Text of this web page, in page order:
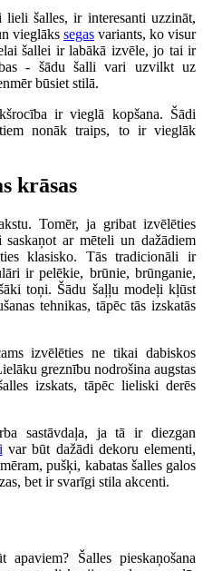
šalles, ir interesanti uzzināt,
vieglāks segas variants, ko visur
šallei ir labākā izvēle, jo tai ir
- šādu šalli vari uzvilkt uz
būsiet stilā.
ir vieglā kopšana. Šādi
nonāk traips, to ir vieglāk
krāsas
Tomēr, ja gribat izvēlēties
ar mēteli un dažādiem
klasisko. Tās tradicionāli ir
ir pelēkie, brūnie, brūnganie,
toņi. Šādu šaļļu modeļi kļūst
tehnikas, tāpēc tās izskatās
izvēlēties ne tikai dabiskos
greznību nodrošina augstas
izskats, tāpēc lieliski derēs
sastāvdaļa, ja tā ir diezgan
var būt dažādi dekoru elementi,
pušķi, kabatas šalles galos
bet ir svarīgi stila akcenti.
Šalles pieskaņošana